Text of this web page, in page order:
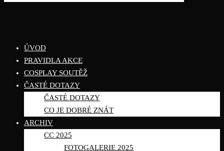
ÚVOD
PRAVIDLA AKCE
COSPLAY SOUTĚŽ
ČASTÉ DOTAZY
ČASTÉ DOTAZY
CO JE DOBRÉ ZNÁT
ARCHIV
CC 2025
FOTOGALERIE 2025